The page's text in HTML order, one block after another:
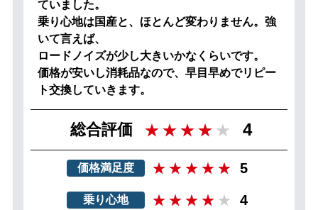
ていました。
乗り心地は国産と、ほとんど変わりません。強
いて言えば、
ロードノイズが少し大きいかなくらいです。
価格が安いし消耗品なので、早目早めでリピー
ト交換していきます。
総合評価 4
価格満足度 5
乗り心地 4